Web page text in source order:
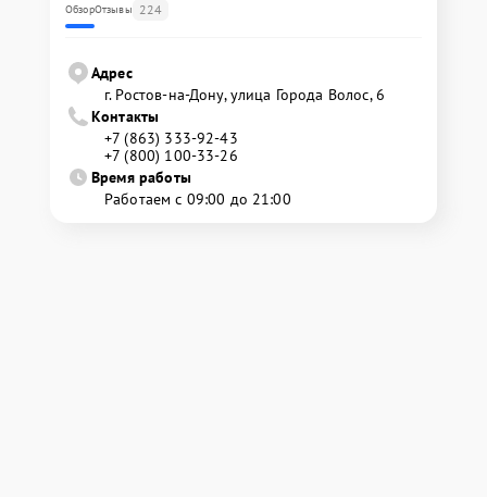
ОбзорОтзывы 224
Адрес
г. Ростов-на-Дону, улица Города Волос, 6
Контакты
+7 (863) 333-92-43
+7 (800) 100-33-26
Время работы
Работаем с 09:00 до 21:00